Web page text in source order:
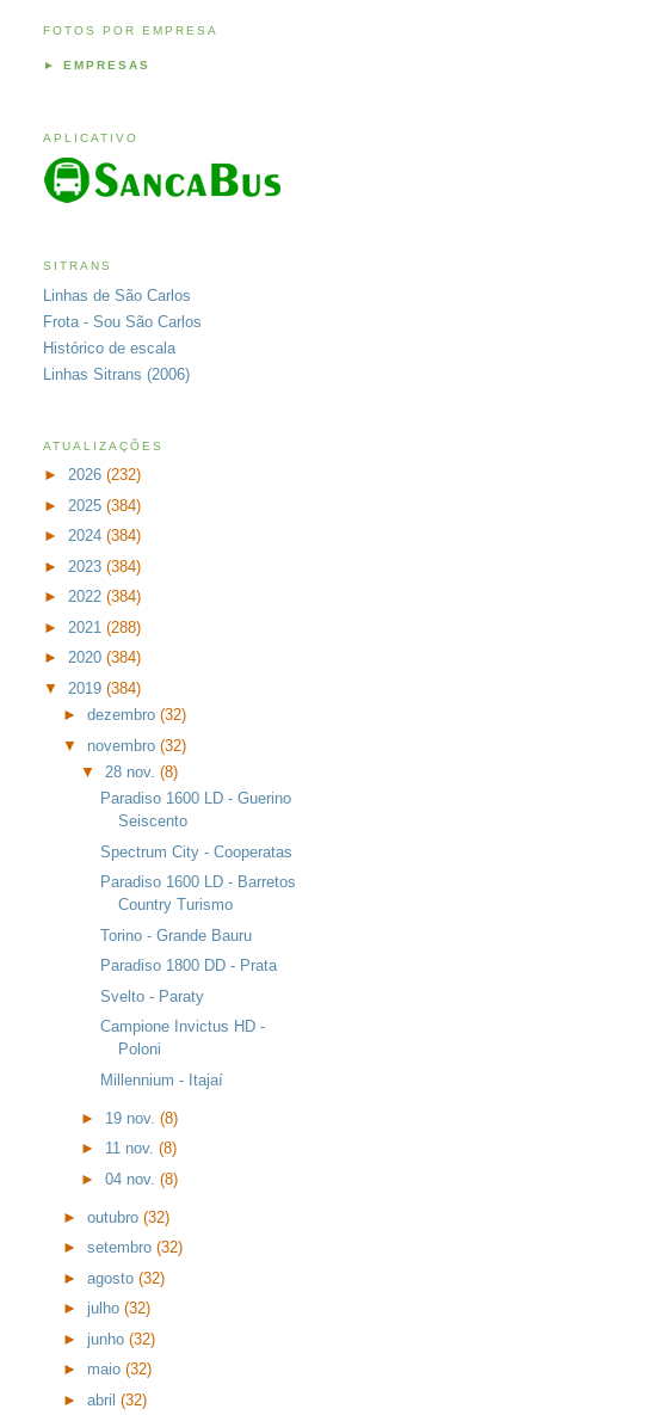
FOTOS POR EMPRESA
► EMPRESAS
APLICATIVO
SITRANS
Linhas de São Carlos
Frota - Sou São Carlos
Histórico de escala
Linhas Sitrans (2006)
ATUALIZAÇÕES
► 2026 (232)
► 2025 (384)
► 2024 (384)
► 2023 (384)
► 2022 (384)
► 2021 (288)
► 2020 (384)
▼ 2019 (384)
► dezembro (32)
▼ novembro (32)
▼ 28 nov.(8)
Paradiso 1600 LD - Guerino
Seiscento
Spectrum City - Cooperatas
Paradiso 1600 LD - Barretos
Country Turismo
Torino - Grande Bauru
Paradiso 1800 DD - Prata
Svelto - Paraty
Campione Invictus HD -
Poloni
Millennium - Itajaí
► 19 nov.(8)
► 11 nov.(8)
►04 nov.(8)
► outubro (32)
► setembro (32)
► agosto (32)
► julho (32)
► junho (32)
► maio (32)
► abril (32)